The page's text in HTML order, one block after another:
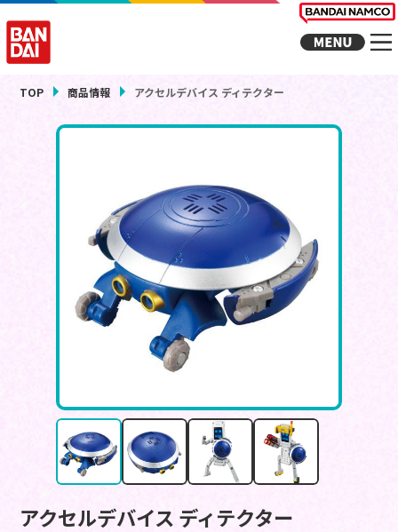
TOP 商品情報 アクセルデバイス ディテクター
アクセルデバイス ディテクター